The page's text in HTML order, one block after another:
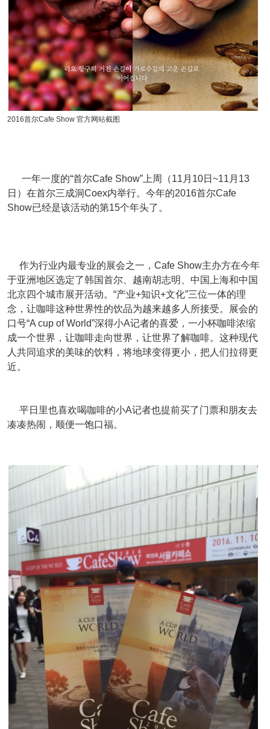
2016首尔Cafe Show 官方网站截图
一年一度的“首尔Cafe Show”上周（11月10日~11月13
日）在首尔三成洞Coex内举行。今年的2016首尔Cafe
Show已经是该活动的第15个年头了。
作为行业内最专业的展会之一，Cafe Show主办方在今年
于亚洲地区选定了韩国首尔、越南胡志明、中国上海和中国
北京四个城市展开活动。“产业+知识+文化”三位一体的理
念，让咖啡这种世界性的饮品为越来越多人所接受。展会的
口号“A cup of World”深得小A记者的喜爱，一小杯咖啡浓缩
成一个世界，让咖啡走向世界，让世界了解咖啡。这种现代
人共同追求的美味的饮料，将地球变得更小，把人们拉得更
近。
平日里也喜欢喝咖啡的小A记者也提前买了门票和朋友去
凑凑热闹，顺便一饱口福。